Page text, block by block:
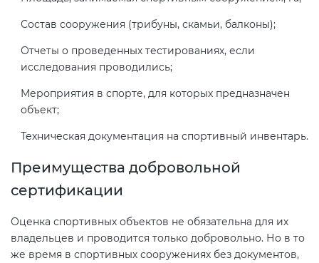
Состав сооружения (трибуны, скамьи, балконы);
Отчеты о проведенных тестированиях, если
исследования проводились;
Мероприятия в спорте, для которых предназначен
объект;
Техническая документация на спортивный инвентарь.
Преимущества добровольной
сертификации
Оценка спортивных объектов не обязательна для их
владельцев и проводится только добровольно. Но в то
же время в спортивных сооружениях без документов,